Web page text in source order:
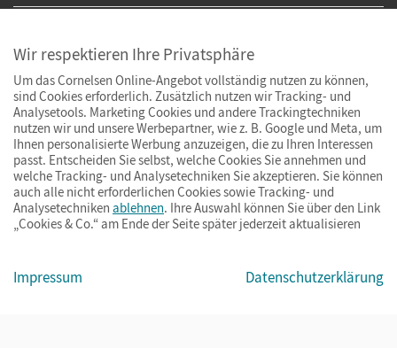
© Cornelsen Verlag 2026
ImpressumAGBDatenschutzBarrierefreiheitCookies & Co.
Wir respektieren Ihre Privatsphäre
Um das Cornelsen Online-Angebot vollständig nutzen zu können,
sind Cookies erforderlich. Zusätzlich nutzen wir Tracking- und
Analysetools. Marketing Cookies und andere Trackingtechniken
nutzen wir und unsere Werbepartner, wie z. B. Google und Meta, um
Ihnen personalisierte Werbung anzuzeigen, die zu Ihren Interessen
passt. Entscheiden Sie selbst, welche Cookies Sie annehmen und
welche Tracking- und Analysetechniken Sie akzeptieren. Sie können
auch alle nicht erforderlichen Cookies sowie Tracking- und
Analysetechniken ablehnen. Ihre Auswahl können Sie über den Link
„Cookies & Co.“ am Ende der Seite später jederzeit aktualisieren
Impressum Datenschutzerklärung